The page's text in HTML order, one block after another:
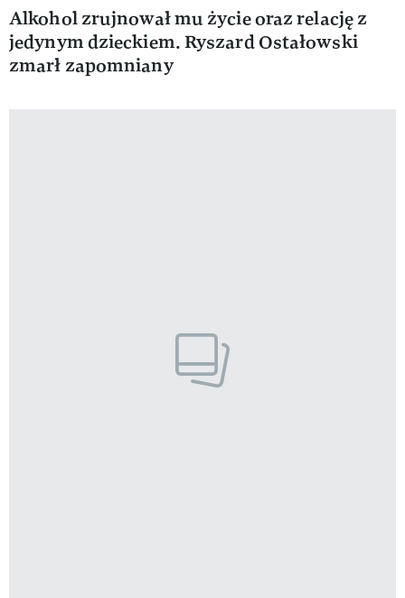
Alkohol zrujnował mu życie oraz relację z
jedynym dzieckiem. Ryszard Ostałowski
zmarł zapomniany